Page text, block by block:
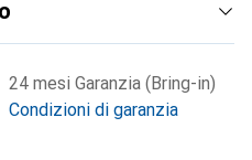
24 mesi Garanzia (Bring-in)
Condizioni di garanzia